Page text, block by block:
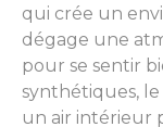
qui crée un
dégage une
pour se sentir
synthétiques,
un air intérieur